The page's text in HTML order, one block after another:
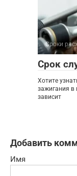
Сроки
Срок
Хотите
зажигания в
зависит
Добавить
Имя